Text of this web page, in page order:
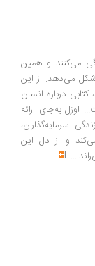
و همین
از این
انسان
ارائه
و از دل این